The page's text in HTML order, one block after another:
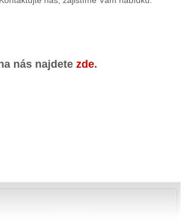
nás najdete zde.